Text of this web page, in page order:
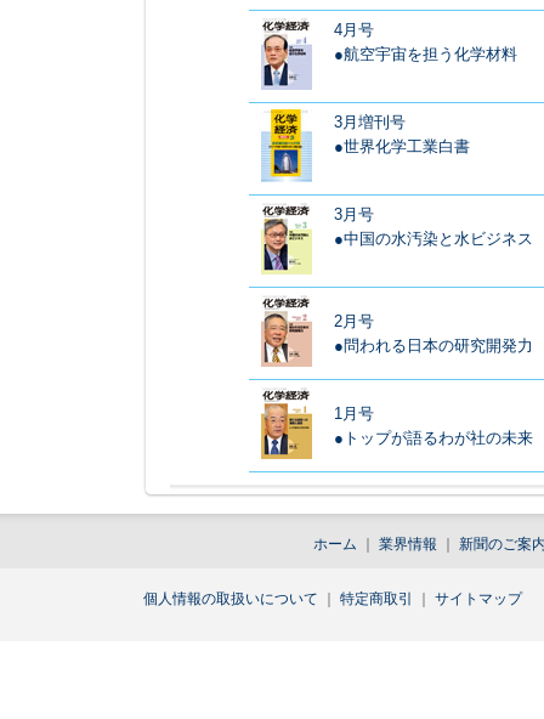
4月号
●航空宇宙を担う化学材料
3月増刊号
●世界化学工業白書
3月号
●中国の水汚染と水ビジネス
2月号
●問われる日本の研究開発力
1月号
●トップが語るわが社の未来
ホーム 業界情報 新聞のご案
個人情報の取扱いについて 特定商取引 サイトマップ